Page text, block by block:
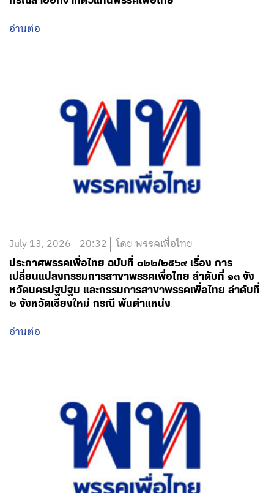
อ่านต่อ
July 13, 2026 - 20:32 โดย พรรคเพื่อไทย
ประกาศพรรคเพื่อไทย ฉบับที่ ๐๒๒/๒๕๖๙ เรื่อง การ
เปลี่ยนแปลงกรรมการสาขาพรรคเพื่อไทย ลำดับที่ ๑๓ จัง
หวัดนครปฐปฐม และกรรมการสาขาพรรคเพื่อไทย ลำดับที่
๒ จังหวัดเชียงใหม่ กรณี พ้นตำแหน่ง
อ่านต่อ